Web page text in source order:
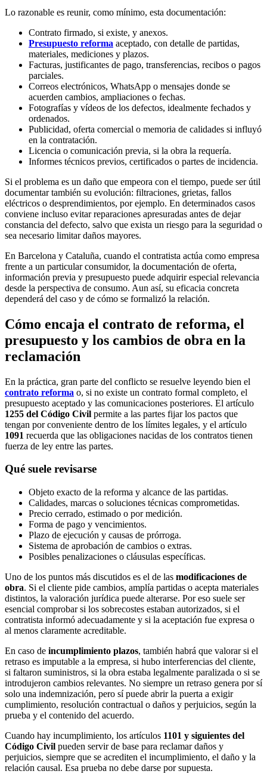
Lo razonable es reunir, como mínimo, esta documentación:
Contrato firmado, si existe, y anexos.
Presupuesto reforma aceptado, con detalle de partidas,
materiales, mediciones y plazos.
Facturas, justificantes de pago, transferencias, recibos o pagos
parciales.
Correos electrónicos, WhatsApp o mensajes donde se
acuerden cambios, ampliaciones o fechas.
Fotografías y vídeos de los defectos, idealmente fechados y
ordenados.
Publicidad, oferta comercial o memoria de calidades si influyó
en la contratación.
Licencia o comunicación previa, si la obra la requería.
Informes técnicos previos, certificados o partes de incidencia.
Si el problema es un daño que empeora con el tiempo, puede ser útil
documentar también su evolución: filtraciones, grietas, fallos
eléctricos o desprendimientos, por ejemplo. En determinados casos
conviene incluso evitar reparaciones apresuradas antes de dejar
constancia del defecto, salvo que exista un riesgo para la seguridad o
sea necesario limitar daños mayores.
En Barcelona y Cataluña, cuando el contratista actúa como empresa
frente a un particular consumidor, la documentación de oferta,
información previa y presupuesto puede adquirir especial relevancia
desde la perspectiva de consumo. Aun así, su eficacia concreta
dependerá del caso y de cómo se formalizó la relación.
Cómo encaja el contrato de reforma, el
presupuesto y los cambios de obra en la
reclamación
En la práctica, gran parte del conflicto se resuelve leyendo bien el
contrato reforma o, si no existe un contrato formal completo, el
presupuesto aceptado y las comunicaciones posteriores. El artículo
1255 del Código Civil permite a las partes fijar los pactos que
tengan por conveniente dentro de los límites legales, y el artículo
1091 recuerda que las obligaciones nacidas de los contratos tienen
fuerza de ley entre las partes.
Qué suele revisarse
Objeto exacto de la reforma y alcance de las partidas.
Calidades, marcas o soluciones técnicas comprometidas.
Precio cerrado, estimado o por medición.
Forma de pago y vencimientos.
Plazo de ejecución y causas de prórroga.
Sistema de aprobación de cambios o extras.
Posibles penalizaciones o cláusulas específicas.
Uno de los puntos más discutidos es el de las modificaciones de
obra. Si el cliente pide cambios, amplía partidas o acepta materiales
distintos, la valoración jurídica puede alterarse. Por eso suele ser
esencial comprobar si los sobrecostes estaban autorizados, si el
contratista informó adecuadamente y si la aceptación fue expresa o
al menos claramente acreditable.
En caso de incumplimiento plazos, también habrá que valorar si el
retraso es imputable a la empresa, si hubo interferencias del cliente,
si faltaron suministros, si la obra estaba legalmente paralizada o si se
introdujeron cambios relevantes. No siempre un retraso genera por sí
solo una indemnización, pero sí puede abrir la puerta a exigir
cumplimiento, resolución contractual o daños y perjuicios, según la
prueba y el contenido del acuerdo.
Cuando hay incumplimiento, los artículos 1101 y siguientes del
Código Civil pueden servir de base para reclamar daños y
perjuicios, siempre que se acrediten el incumplimiento, el daño y la
relación causal. Esa prueba no debe darse por supuesta.